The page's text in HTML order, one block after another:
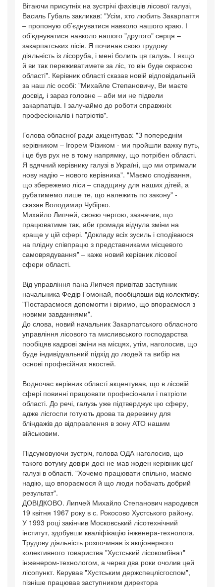
Вітаючи присутніх на зустрічі фахівців лісової галузі,
Василь Губаль закликав: "Усім, хто любить Закарпаття
– пропоную об’єднуватися навколо нашого краю. І
об’єднуватися навколо нашого "другого" серця –
закарпатських лісів. Я починав свою трудову
діяльність із лісоруба, і мені болить ця галузь. І якщо
й ви так переживатимете за ліс, то він буде окрасою
області". Керівник області сказав новій відповідальній
за наш ліс особі: "Михайле Степановичу, Ви маєте
досвід, і зараз головне – аби ми не підвели
закарпатців. І залучаймо до роботи справжніх
професіоналів і патріотів".
Голова обласної ради акцентував: "З попереднім
керівником – Ігорем Фізиком - ми пройшли важку путь,
і це був рух не в тому напрямку, що потрібен області.
Я вдячний керівнику галузі в Україні, що ми отримали
нову надію – нового керівника". "Маємо сподівання,
що збережемо ліси – спадщину для наших дітей, а
рубатимемо лише те, що належить по закону" -
сказав Володимир Чубірко.
Михайло Липчей, своєю чергою, зазначив, що
працюватиме так, аби громада відчула зміни на
краще у цій сфері. "Докладу всіх зусиль і сподіваюся
на плідну співпрацю з представниками місцевого
самоврядування" – каже новий керівник лісової
сфери області.
Від управління пана Липчея привітав заступник
начальника Федір Гомонай, пообіцявши від колективу:
"Постараємося допомогти і віримо, що впораємося з
новими завданнями".
До слова, новий начальник Закарпатського обласного
управління лісового та мисливського господарства
пообіцяв кадрові зміни на місцях, утім, наголосив, що
буде індивідуальний підхід до людей та вибір на
основі професійних якостей.
Водночас керівник області акцентував, що в лісовій
сфері повинні працювати професіонали і патріоти
області. До речі, галузь уже підтверджує цю сферу,
адже лісгоспи готують дрова та деревину для
бліндажів до відправлення в зону АТО нашим
військовим.
Підсумовуючи зустріч, голова ОДА наголосив, що
такого вотуму довіри досі не мав жоден керівник цієї
галузі в області. "Хочемо працювати спільно, маємо
надію, що впораємося й що люди побачать добрий
результат".
ДОВІДКОВО. Липчей Михайло Степанович народився
19 квітня 1967 року в с. Рокосово Хустського району.
У 1993 році закінчив Московський лісотехнічний
інститут, здобувши кваліфікацію інженера-технолога.
Трудову діяльність розпочинав із акціонерного
колективного товариства "Хустський лісокомбінат"
інженером-технологом, а через два роки очолив цей
лісопункт. Керував "Хустським держспецлісгоспом",
пізніше працював заступником директора